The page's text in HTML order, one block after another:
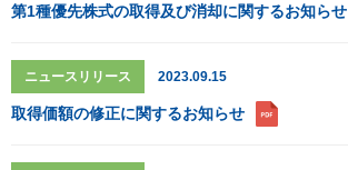
第1種優先株式の取得及び消却に関するお知らせ
ニュースリリース 2023.09.15
取得価額の修正に関するお知らせ